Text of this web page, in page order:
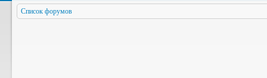
Список форумов